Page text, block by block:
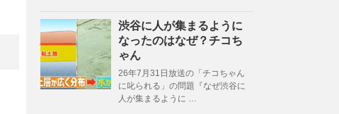
渋谷に人が集まるように
なったのはなぜ？チコち
ゃん
26年7月31日放送の「チコちゃん
に叱られる」の問題『なぜ渋谷に
人が集まるように …